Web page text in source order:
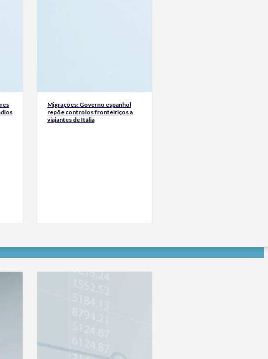
Migrações: Governo espanhol
repõe controlos fronteiriços a
viajantes de Itália